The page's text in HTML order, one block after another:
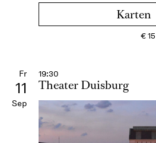
Karten
€15
Fr
11
Sep
19:30
Theater Duisburg